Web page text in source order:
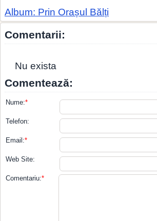
Album: Prin Orașul Bălți
Comentarii:
Nu exista
Comentează:
Nume:*
Telefon:
Email:*
Web Site:
Comentariu:*